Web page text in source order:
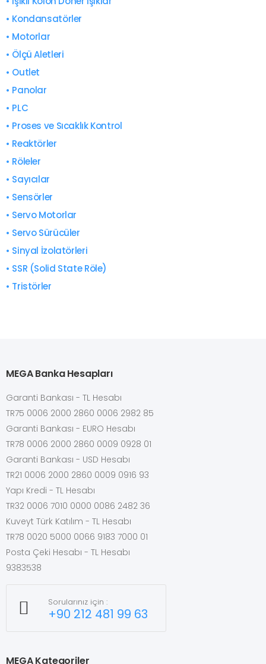
• Kondansatörler
• Motorlar
• Ölçü Aletleri
• Outlet
• Panolar
• PLC
• Proses ve Sıcaklık Kontrol
• Reaktörler
• Röleler
• Sayıcılar
• Sensörler
• Servo Motorlar
• Servo Sürücüler
• Sinyal İzolatörleri
• SSR (Solid State Röle)
• Tristörler
MEGA Banka Hesapları
Garanti Bankası - TL Hesabı
TR75 0006 2000 2860 0006 2982 85
Garanti Bankası - EURO Hesabı
TR78 0006 2000 2860 0009 0928 01
Garanti Bankası - USD Hesabı
TR21 0006 2000 2860 0009 0916 93
Yapı Kredi - TL Hesabı
TR32 0006 7010 0000 0086 2482 36
Kuveyt Türk Katılım - TL Hesabı
TR78 0020 5000 0066 9183 7000 01
Posta Çeki Hesabı - TL Hesabı
9383538
Sorularınız için :
+90 212 481 99 63
MEGA Kategoriler